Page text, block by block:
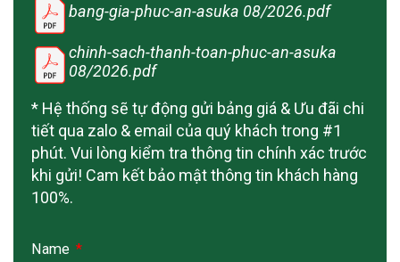
bang-gia-phuc-an-asuka 08/2026.pdf
chinh-sach-thanh-toan-phuc-an-asuka
08/2026.pdf
* Hệ thống sẽ tự động gửi bảng giá & Ưu đãi chi
tiết qua zalo & email của quý khách trong #1
phút. Vui lòng kiểm tra thông tin chính xác trước
khi gửi! Cam kết bảo mật thông tin khách hàng
100%.
Name